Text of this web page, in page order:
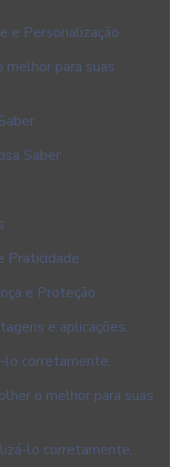
e Personalização
para suas
Saber
Praticidade
e Proteção
e aplicações.
lo corretamente.
o melhor para suas
lo corretamente.